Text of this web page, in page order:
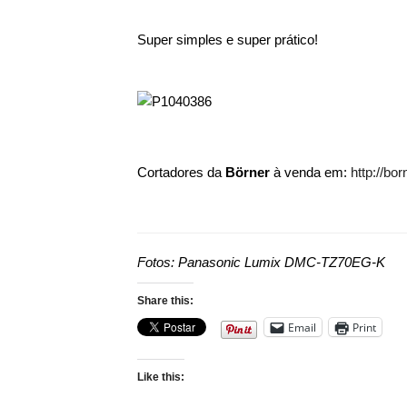
Super simples e super prático!
Cortadores da Börnerà venda em: http://
Fotos: Panasonic Lumix DMC-TZ70EG-K
Share this:
Email Print
Like this: